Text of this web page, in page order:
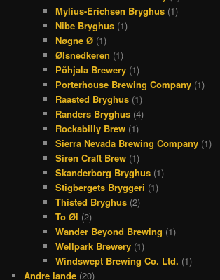
Mylius-Erichsen Bryghus (1)
Nibe Bryghus (1)
Nøgne Ø (1)
Ølsnedkeren (1)
Põhjala Brewery (1)
Porterhouse Brewing Company (1)
Raasted Bryghus (1)
Randers Bryghus (4)
Rockabilly Brew (1)
Sierra Nevada Brewing Company (1)
Siren Craft Brew (1)
Skanderborg Bryghus (1)
Stigbergets Bryggeri (1)
Thisted Bryghus (2)
To Øl (2)
Wander Beyond Brewing (1)
Wellpark Brewery (1)
Windswept Brewing Co. Ltd. (1)
Andre lande (20)